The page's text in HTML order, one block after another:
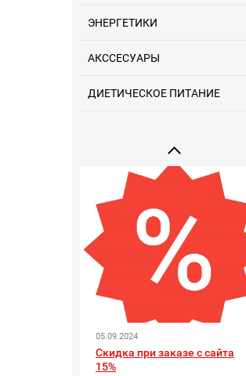
ЭНЕРГЕТИКИ
АКССЕСУАРЫ
ДИЕТИЧЕСКОЕ ПИТАНИЕ
09.09.2025
05.09.2024
Скидка при заказе с сайта
15%